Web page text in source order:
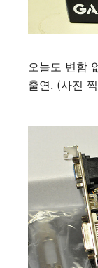
오늘도 변함
출연. (사진